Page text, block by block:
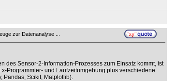
zur Datenanalyse ...
des Sensor-2-Information-Prozesses zum Einsatz kommt, ist
Programmier- und Laufzeitumgebung plus verschiedene
Pandas, Scikit, Matplotlib).